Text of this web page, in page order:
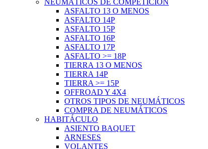
NEUMÁTICOS DE COMPETICIÓN
ASFALTO 13 O MENOS
ASFALTO 14P
ASFALTO 15P
ASFALTO 16P
ASFALTO 17P
ASFALTO >= 18P
TIERRA 13 O MENOS
TIERRA 14P
TIERRA >= 15P
OFFROAD Y 4X4
OTROS TIPOS DE NEUMÁTICOS
COMPRA DE NEUMÁTICOS
HABITÁCULO
ASIENTO BAQUET
ARNESES
VOLANTES